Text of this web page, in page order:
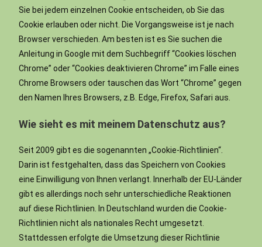
Sie bei jedem einzelnen Cookie entscheiden, ob Sie das
Cookie erlauben oder nicht. Die Vorgangsweise ist je nach
Browser verschieden. Am besten ist es Sie suchen die
Anleitung in Google mit dem Suchbegriff “Cookies löschen
Chrome” oder “Cookies deaktivieren Chrome” im Falle eines
Chrome Browsers oder tauschen das Wort “Chrome” gegen
den Namen Ihres Browsers, z.B. Edge, Firefox, Safari aus.
Wie sieht es mit meinem Datenschutz aus?
Seit 2009 gibt es die sogenannten „Cookie-Richtlinien“.
Darin ist festgehalten, dass das Speichern von Cookies
eine Einwilligung von Ihnen verlangt. Innerhalb der EU-Länder
gibt es allerdings noch sehr unterschiedliche Reaktionen
auf diese Richtlinien. In Deutschland wurden die Cookie-
Richtlinien nicht als nationales Recht umgesetzt.
Stattdessen erfolgte die Umsetzung dieser Richtlinie